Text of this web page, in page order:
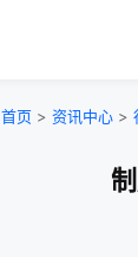
首页 > 资讯中心 >